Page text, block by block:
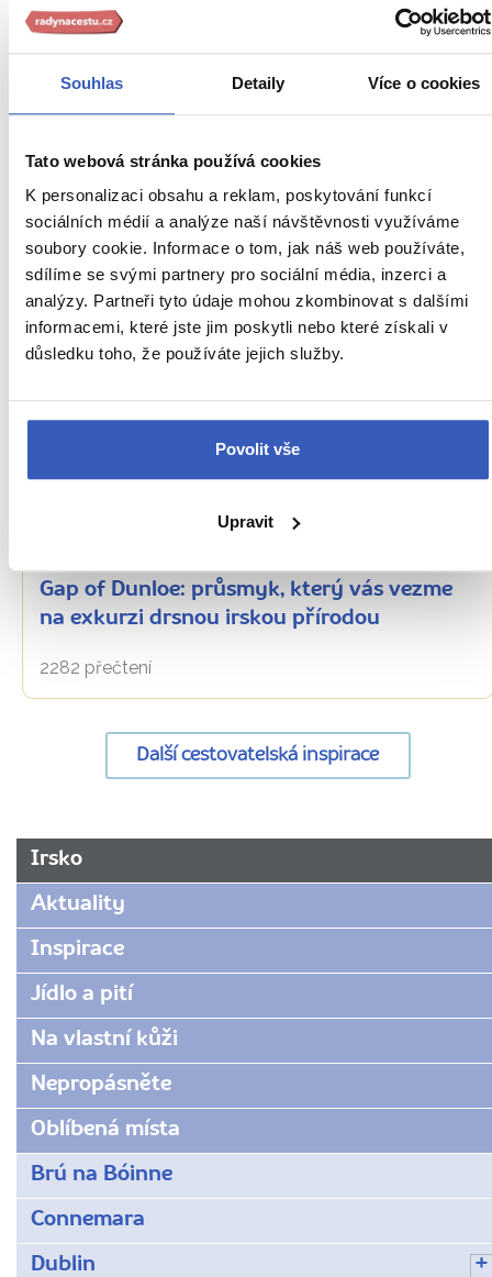
Souhlas Detaily Více o cookies
Tato webová stránka používá cookies
K personalizaci obsahu a reklam, poskytování funkcí
sociálních médií a analýze naší návštěvnosti využíváme
soubory cookie. Informace o tom, jak náš web používáte,
sdílíme se svými partnery pro sociální média, inzerci a
analýzy. Partneři tyto údaje mohou zkombinovat s dalšími
informacemi, které jste jim poskytli nebo které získali v
důsledku toho, že používáte jejich služby.
Povolit vše
Upravit
Dublin: synonymum probdělých nocí
20239 přečtení
Gap of Dunloe: průsmyk, který vás vezme
na exkurzi drsnou irskou přírodou
2282 přečtení
Další cestovatelská inspirace
URL
www.radynacestu.cz/magazin/powerscourt/
Irsko
Aktuality
Inspirace
Jídlo a pití
Na vlastní kůži
Nepropásněte
Oblíbená místa
Brú na Bóinne
Connemara
Dublin